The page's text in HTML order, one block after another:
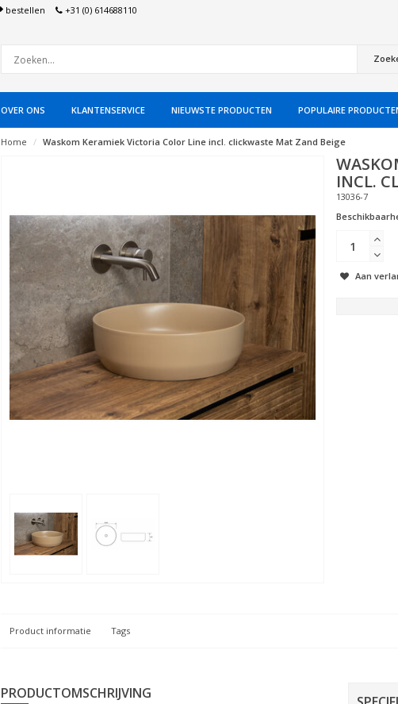
bestellen +31 (0) 614688110
OVER ONS KLANTENSERVICE NIEUWSTE PRODUCTEN POPULAIRE
Home Waskom Keramiek Victoria Color Line incl. clickwaste Mat Zand Beige
INCL.
13036-7
Aan
Product informatie Tags
PRODUCTOMSCHRIJVING